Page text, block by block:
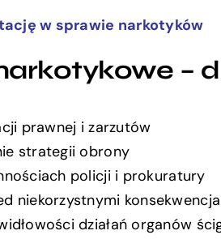
w sprawie narkotyków
–
prawnej i zarzutów
strategii obrony
policji i prokuratury
niekorzystnymi
działań organów